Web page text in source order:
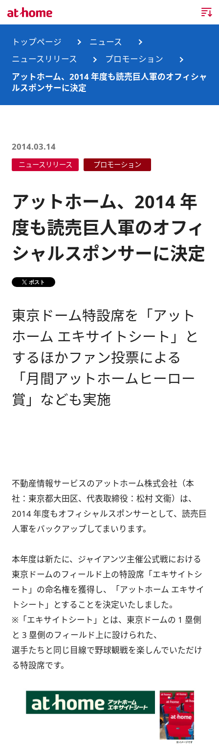
トップページ
企業情報
企業情報TOP
事業所・グループ会社
サステナビリティ
健康経営
DX戦略
ニュース
ニュースリリース
メディア掲載情報
不動産会社間情報流通サービス
新卒採用情報
キャリア採用情報
お問合せ
トップページ
ニュース
ニュースリリース
プロモーション
アットホーム、2014 年度も読売巨人軍のオフィシャ
ルスポンサーに決定
2014.03.14
ニュースリリース プロモーション
アットホーム、2014 年
度も読売巨人軍のオフィ
シャルスポンサーに決定
ポスト
東京ドーム特設席を「アット
ホーム エキサイトシート」と
するほかファン投票による
「月間アットホームヒーロー
賞」なども実施
不動産情報サービスのアットホーム株式会社（本
社：東京都大田区、代表取締役：松村 文衞）は、
2014 年度もオフィシャルスポンサーとして、読売巨
人軍をバックアップしてまいります。
本年度は新たに、ジャイアンツ主催公式戦における
東京ドームのフィールド上の特設席「エキサイトシ
ート」の命名権を獲得し、「アットホーム エキサイ
トシート」とすることを決定いたしました。
※「エキサイトシート」とは、東京ドームの 1 塁側
と 3 塁側のフィールド上に設けられた、
選手たちと同じ目線で野球観戦を楽しんでいただけ
る特設席です。